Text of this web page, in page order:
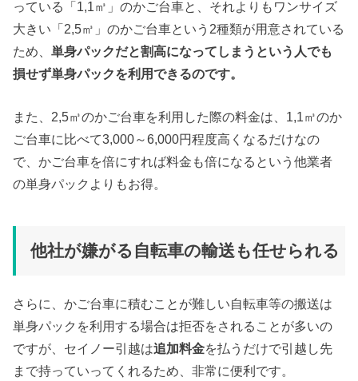
っている「1,1㎥」のかご台車と、それよりもワンサイズ
大きい「2,5㎥」のかご台車という2種類が用意されている
ため、単身パックだと割高になってしまうという人でも
損せず単身パックを利用できるのです。
また、2,5㎥のかご台車を利用した際の料金は、1,1㎥のか
ご台車に比べて3,000～6,000円程度高くなるだけなの
で、かご台車を倍にすれば料金も倍になるという他業者
の単身パックよりもお得。
他社が嫌がる自転車の輸送も任せられる
さらに、かご台車に積むことが難しい自転車等の搬送は
単身パックを利用する場合は拒否をされることが多いの
ですが、セイノー引越は追加料金を払うだけで引越し先
まで持っていってくれるため、非常に便利です。